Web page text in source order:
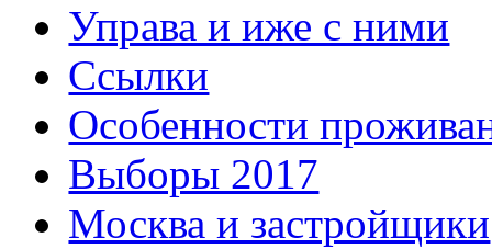
Управа и иже с ними
Ссылки
Особенности
Выборы 2017
Москва и застройщики